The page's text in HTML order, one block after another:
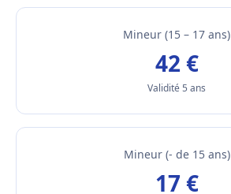
Mineur (15 – 17 ans)
42 €
Validité 5 ans
Mineur (- de 15 ans)
17 €